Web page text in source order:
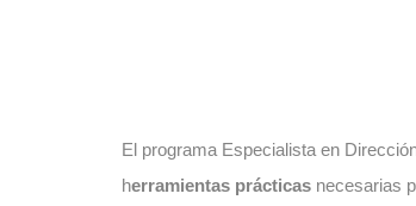
El programa Especialista en
herramientas prácticas necesarias